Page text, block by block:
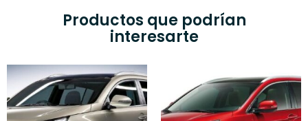
Productos que podrían
interesarte
Rango
de
precios:
desde
Este
producto
tiene
múltiples
de
precios:
desde